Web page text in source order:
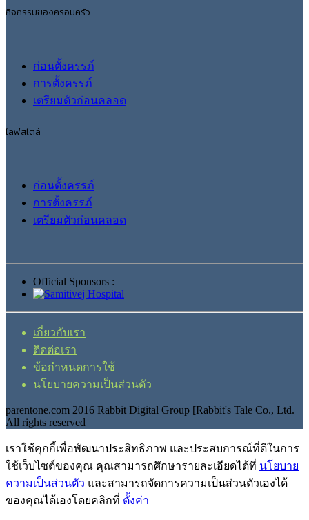
กิจกรรมของครอบครัว
ก่อนตั้งครรภ์
การตั้งครรภ์
เตรียมตัวก่อนคลอด
ไลฟ์สไตล์
ก่อนตั้งครรภ์
การตั้งครรภ์
เตรียมตัวก่อนคลอด
Official Sponsors :
เกี่ยวกับเรา
ติดต่อเรา
ข้อกำหนดการใช้
นโยบายความเป็นส่วนตัว
parentone.com 2016 Rabbit Digital Group [Rabbit's Tale Co., Ltd.
All rights reserved
เราใช้คุกกี้เพื่อพัฒนาประสิทธิภาพ และประสบการณ์ที่ดีในการ
ใช้เว็บไซต์ของคุณ คุณสามารถศึกษารายละเอียดได้ที่ นโยบาย
ความเป็นส่วนตัว และสามารถจัดการความเป็นส่วนตัวเองได้
ของคุณได้เองโดยคลิกที่ ตั้งค่า